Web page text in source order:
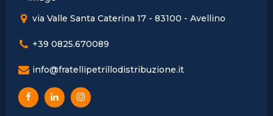
via Valle Santa Caterina 17 - 83100 - Avellino
+39 0825.670089
info@fratellipetrillodistribuzione.it